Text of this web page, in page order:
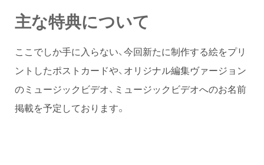
主な特典について
ここでしか手に入らない、今回新たに制作する絵をプリ
ントしたポストカードや、オリジナル編集ヴァージョン
のミュージックビデオ、ミュージックビデオへのお名前
掲載を予定しております。